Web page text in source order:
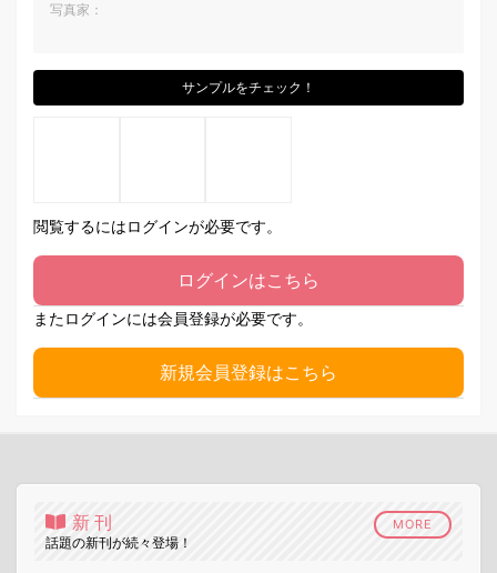
写真家：
サンプルをチェック！
閲覧するにはログインが必要です。
ログインはこちら
またログインには会員登録が必要です。
新規会員登録はこちら
新刊
話題の新刊が続々登場！
MORE